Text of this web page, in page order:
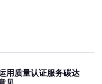
用质量认证服务碳达